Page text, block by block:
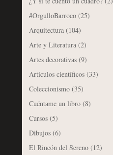
#OrgulloBarroco(25)
Arquitectura(104)
Arte y Literatura(2)
Artes decorativas(9)
Artículos científicos(33)
Coleccionismo(35)
Cuéntame un libro(8)
Cursos(5)
Dibujos(6)
El Rincón del Sereno(12)